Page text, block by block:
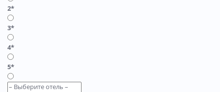
2*
3*
4*
5*